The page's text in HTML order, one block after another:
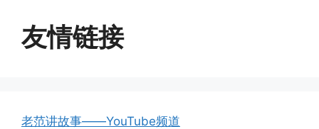
友情链接
老范讲故事——YouTube频道